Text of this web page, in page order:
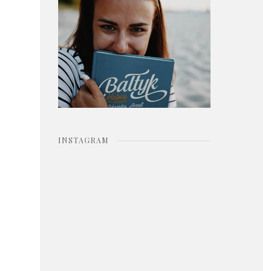
o
r
:
INSTAGRAM